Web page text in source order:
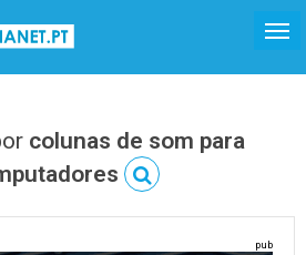
colunas de som para
pub